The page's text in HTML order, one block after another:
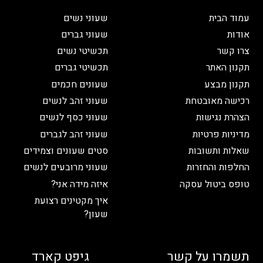
עמוד הבית
אודות
צרו קשר
תקנון האתר
תקנון מבצע
רכישה מאובטחת
הצהרת נגישות
מדיניות פרטיות
שאלות ותשובות
החלפות והחזרות
טופס ביטול עסקה
שעוני נשים
שעוני גברים
תכשיטי נשים
תכשיטי גברים
שעונים חכמים
שעוני זהב לנשים
שעוני כסף לנשים
שעוני זהב לגברים
סטים שעונים וצמידים
שעוני מרובעים לנשים
איזה מידה אני?
איך מקטינים רצועת
שעון?
תשמרו על קשר גיפט קארד